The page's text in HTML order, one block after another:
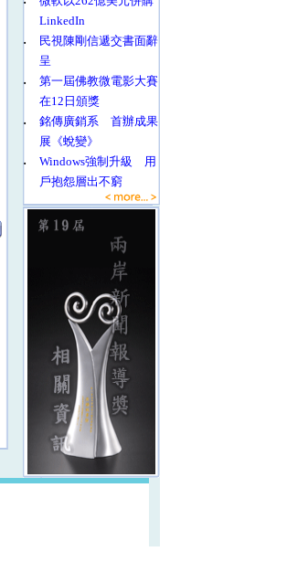
LinkedIn
‧
民視陳剛信遞交書面辭
呈
‧
第一屆佛教微電影大賽
在12日頒獎
‧
銘傳廣銷系 首辦成果
展《蛻變》
‧
Windows強制升級 用
戶抱怨層出不窮